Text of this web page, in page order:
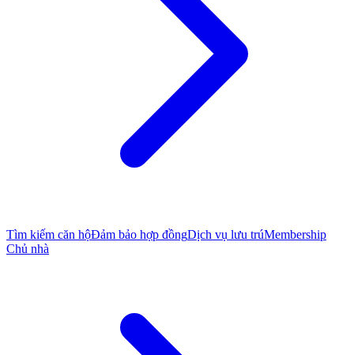
Tìm kiếm căn hộĐảm bảo hợp đồngDịch vụ lưu trúMembership
Chủ nhà